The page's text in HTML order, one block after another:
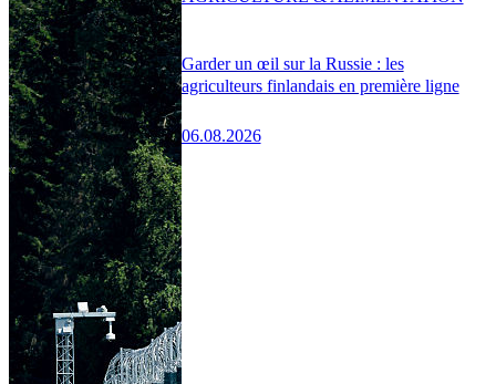
Garder un œil sur la Russie : les
agriculteurs finlandais en première ligne
06.08.2026